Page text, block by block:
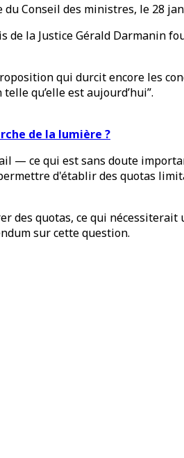
Conseil des ministres, le 28
de la Justice Gérald Darmanin
qui durcit encore les
qu’elle est aujourd’hui”.
de la lumière ?
— ce qui est sans doute
d'établir des quotas
quotas, ce qui
sur cette question.